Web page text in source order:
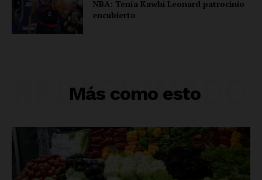
NBA: Tenía Kawhi Leonard patrocinio
encubierto
Más como esto
RELACIONADO